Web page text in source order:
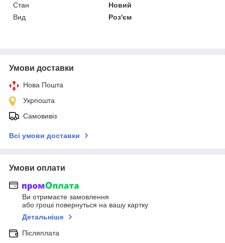
Стан
Новий
Вид
Роз'єм
Умови доставки
Нова Пошта
Укрпошта
Самовивіз
Всі умови доставки
Умови оплати
Ви отримаєте замовлення
або гроші повернуться на вашу картку
Детальніше
Післяплата